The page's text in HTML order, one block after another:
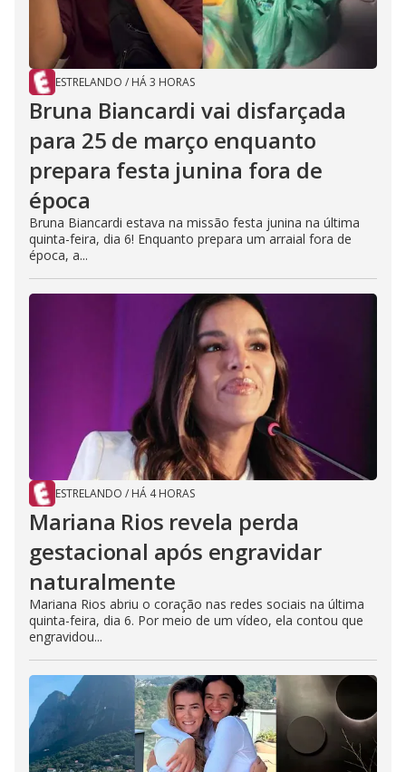
ESTRELANDO / HÁ 3 HORAS
Bruna Biancardi vai disfarçada
para 25 de março enquanto
prepara festa junina fora de
época
Bruna Biancardi estava na missão festa junina na última
quinta-feira, dia 6! Enquanto prepara um arraial fora de
época, a...
ESTRELANDO / HÁ 4 HORAS
Mariana Rios revela perda
gestacional após engravidar
naturalmente
Mariana Rios abriu o coração nas redes sociais na última
quinta-feira, dia 6. Por meio de um vídeo, ela contou que
engravidou...